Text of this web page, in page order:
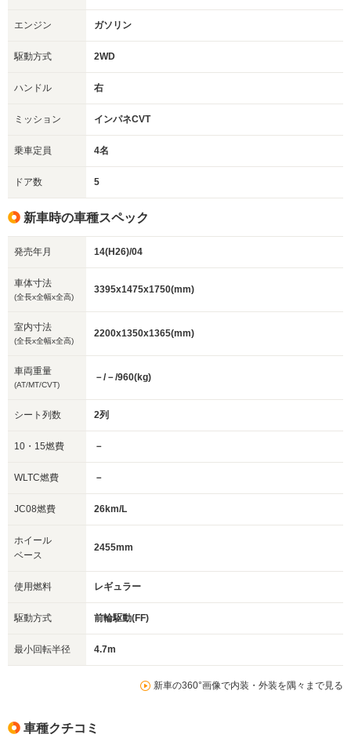
エンジン ガソリン
駆動方式 2WD
ハンドル 右
ミッション インパネCVT
乗車定員 4名
ドア数 5
新車時の車種スペック
発売年月 14(H26)/04
車体寸法
(全長x全幅x全高)
3395x1475x1750(mm)
室内寸法
(全長x全幅x全高)
2200x1350x1365(mm)
車両重量
(AT/MT/CVT)
－/－/960(kg)
シート列数 2列
10・15燃費 －
WLTC燃費 －
JC08燃費 26km/L
ホイール
ベース
2455mm
使用燃料 レギュラー
駆動方式 前輪駆動(FF)
最小回転半径 4.7m
新車の360°画像で内装・外装を隅々まで見る
車種クチコミ